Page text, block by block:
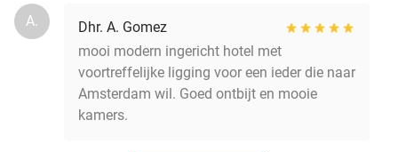
A.
Dhr. A. Gomez
mooi modern ingericht hotel met
voortreffelijke ligging voor een ieder die naar
Amsterdam wil. Goed ontbijt en mooie
kamers.